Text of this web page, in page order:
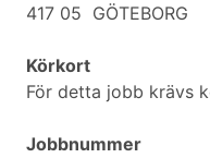
417 05 GÖTEBORG
Körkort
För detta jobb krävs
Jobbnummer